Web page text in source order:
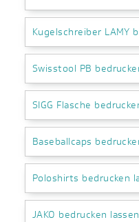
Kugelschreiber LAMY
Swisstool PB
SIGG Flasche
Baseballcaps
Poloshirts bedrucken
JAKO bedrucken lassen